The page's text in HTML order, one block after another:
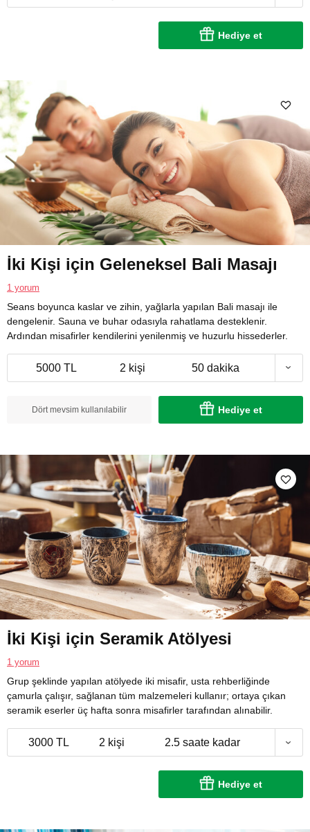
Hediye et
İki Kişi için Geleneksel Bali Masajı
1 yorum
Seans boyunca kaslar ve zihin, yağlarla yapılan Bali masajı ile
dengelenir. Sauna ve buhar odasıyla rahatlama desteklenir.
Ardından misafirler kendilerini yenilenmiş ve huzurlu hissederler.
5000 TL 2 kişi 50 dakika
Dört mevsim kullanılabilir Hediye et
İki Kişi için Seramik Atölyesi
1 yorum
Grup şeklinde yapılan atölyede iki misafir, usta rehberliğinde
çamurla çalışır, sağlanan tüm malzemeleri kullanır; ortaya çıkan
seramik eserler üç hafta sonra misafirler tarafından alınabilir.
3000 TL 2 kişi 2.5 saate kadar
Hediye et